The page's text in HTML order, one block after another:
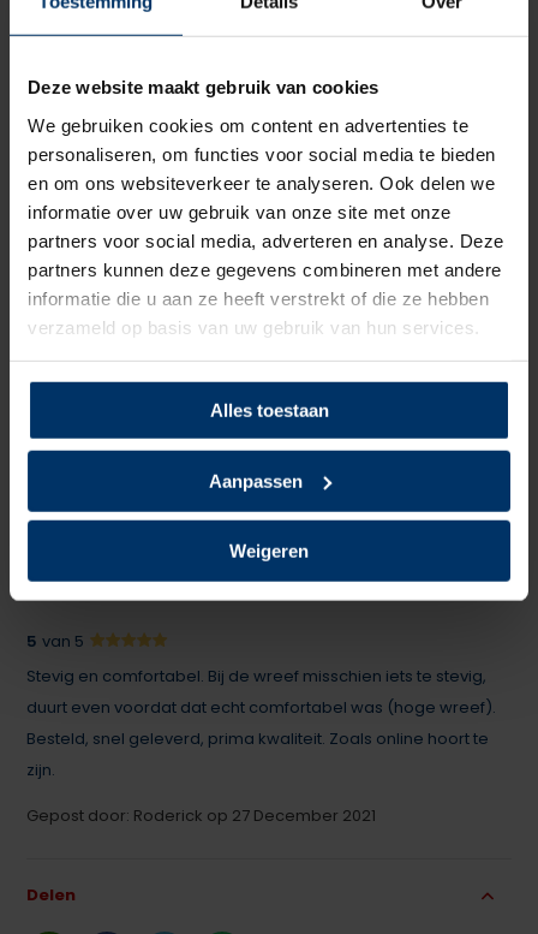
Deze website maakt gebruik van cookies
We gebruiken cookies om content en advertenties te
personaliseren, om functies voor social media te bieden
en om ons websiteverkeer te analyseren. Ook delen we
informatie over uw gebruik van onze site met onze
partners voor social media, adverteren en analyse. Deze
partners kunnen deze gegevens combineren met andere
informatie die u aan ze heeft verstrekt of die ze hebben
verzameld op basis van uw gebruik van hun services.
Alles toestaan
Aanpassen
Weigeren
Zoolmateriaal PU/PU
Antislip Ja
Overige specificaties
Kruipneus, Metaalvrij,
Waterdicht
Kleur Bruin
Schrijf je eigen review
5 van 5
Stevig en comfortabel. Bij de wreef misschien iets te stevig,
duurt even voordat dat echt comfortabel was (hoge wreef).
Besteld, snel geleverd, prima kwaliteit. Zoals online hoort te
zijn.
Gepost door: Roderick op 27 December 2021
Delen